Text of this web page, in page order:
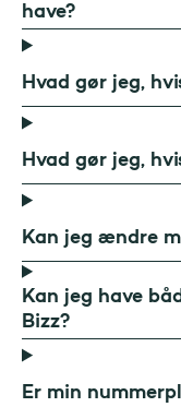
have?
Hvad gør jeg,
Hvad gør jeg,
Kan jeg ændre
Kan jeg have
Bizz?
Er min